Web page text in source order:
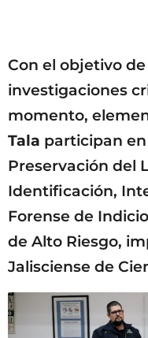
Con el objetivo
investigaciones
momento,
Tala participan
Preservación del
Identificación,
Forense de
de Alto Riesgo,
Jalisciense de